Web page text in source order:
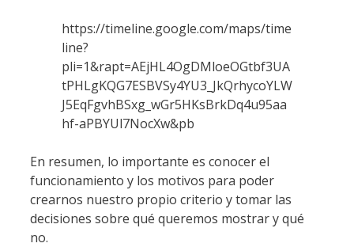
https://timeline.google.com/maps/time
line?
pli=1&rapt=AEjHL4OgDMloeOGtbf3UA
tPHLgKQG7ESBVSy4YU3_JkQrhycoYLW
J5EqFgvhBSxg_wGr5HKsBrkDq4u95aa
hf-aPBYUl7NocXw&pb
En resumen, lo importante es conocer el
funcionamiento y los motivos para poder
crearnos nuestro propio criterio y tomar las
decisiones sobre qué queremos mostrar y qué
no.